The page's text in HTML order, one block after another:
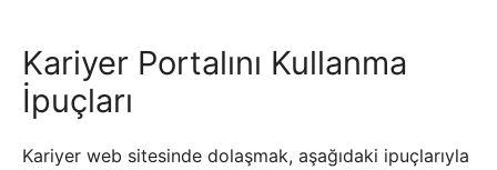
Kariyer Portalını Kullanma
İpuçları
Kariyer web sitesinde dolaşmak, aşağıdaki ipuçlarıyla